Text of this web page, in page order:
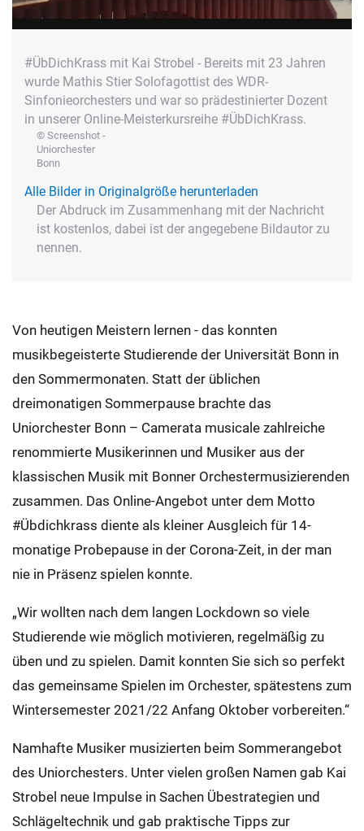
#ÜbDichKrass mit Kai Strobel - Bereits mit 23 Jahren
wurde Mathis Stier Solofagottist des WDR-
Sinfonieorchesters und war so prädestinierter Dozent
in unserer Online-Meisterkursreihe #ÜbDichKrass.
© Screenshot -
Uniorchester
Bonn
Alle Bilder in Originalgröße herunterladen
Der Abdruck im Zusammenhang mit der Nachricht
ist kostenlos, dabei ist der angegebene Bildautor zu
nennen.
Von heutigen Meistern lernen - das konnten
musikbegeisterte Studierende der Universität Bonn in
den Sommermonaten. Statt der üblichen
dreimonatigen Sommerpause brachte das
Uniorchester Bonn – Camerata musicale zahlreiche
renommierte Musikerinnen und Musiker aus der
klassischen Musik mit Bonner Orchestermusizierenden
zusammen. Das Online-Angebot unter dem Motto
#Übdichkrass diente als kleiner Ausgleich für 14-
monatige Probepause in der Corona-Zeit, in der man
nie in Präsenz spielen konnte.
„Wir wollten nach dem langen Lockdown so viele
Studierende wie möglich motivieren, regelmäßig zu
üben und zu spielen. Damit konnten Sie sich so perfekt
das gemeinsame Spielen im Orchester, spätestens zum
Wintersemester 2021/22 Anfang Oktober vorbereiten.“
Namhafte Musiker musizierten beim Sommerangebot
des Uniorchesters. Unter vielen großen Namen gab Kai
Strobel neue Impulse in Sachen Übestrategien und
Schlägeltechnik und gab praktische Tipps zur